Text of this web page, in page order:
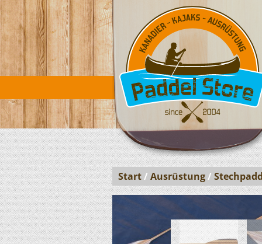
Start/ Ausrüstung/